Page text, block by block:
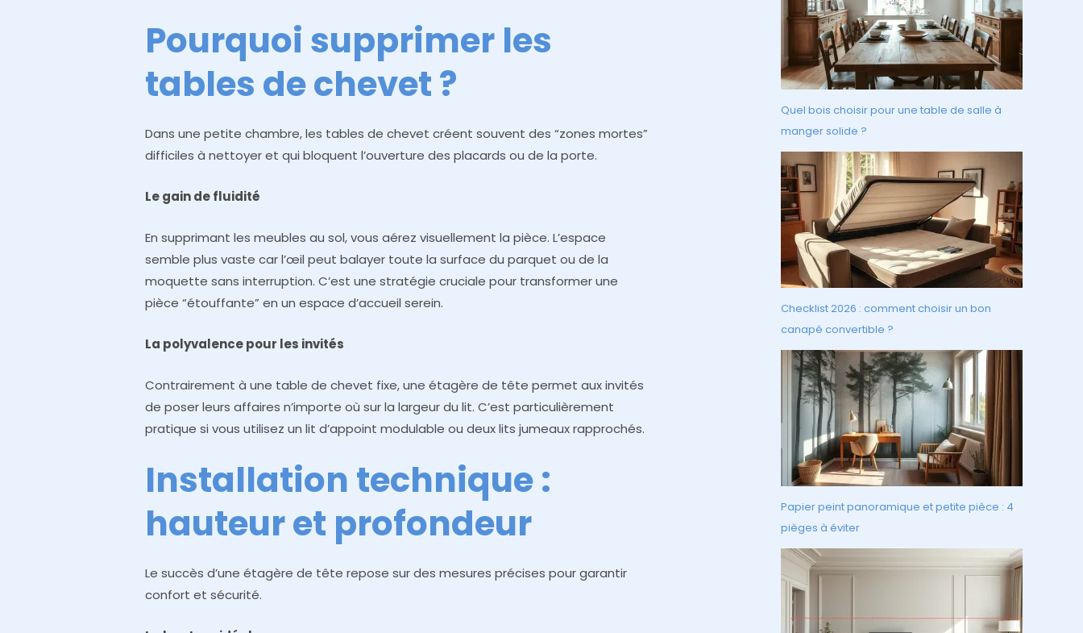
Pourquoi supprimer les
tables de chevet ?
Dans une petite chambre, les tables de chevet créent souvent des “zones mortes”
difficiles à nettoyer et qui bloquent l’ouverture des placards ou de la porte.
Le gain de fluidité
En supprimant les meubles au sol, vous aérez visuellement la pièce. L’espace
semble plus vaste car l’œil peut balayer toute la surface du parquet ou de la
moquette sans interruption. C’est une stratégie cruciale pour transformer une
pièce “étouffante” en un espace d’accueil serein.
La polyvalence pour les invités
Contrairement à une table de chevet fixe, une étagère de tête permet aux invités
de poser leurs affaires n’importe où sur la largeur du lit. C’est particulièrement
pratique si vous utilisez un lit d’appoint modulable ou deux lits jumeaux rapprochés.
Installation technique :
hauteur et profondeur
Le succès d’une étagère de tête repose sur des mesures précises pour garantir
confort et sécurité.
Quel bois choisir pour une table de salle à
manger solide ?
Checklist 2026 : comment choisir un bon
canapé convertible ?
Papier peint panoramique et petite pièce : 4
pièges à éviter